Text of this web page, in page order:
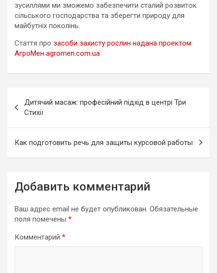
зусиллями ми зможемо забезпечити сталий розвиток
сільського господарства та зберегти природу для
майбутніх поколінь.
Стаття про засоби захисту рослин надана проектом
АгроМен agromen.com.ua
по
записям
Дитячий масаж: професійний підхід в центрі Три
Стихії
Как подготовить речь для защиты курсовой работы
Добавить комментарий
Ваш адрес email не будет опубликован. Обязательные
поля помечены *
Комментарий *